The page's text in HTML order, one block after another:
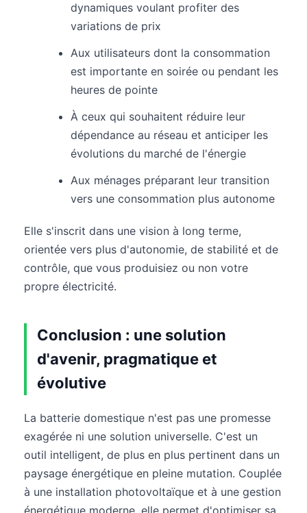
dynamiques voulant profiter des
variations de prix
Aux utilisateurs dont la consommation
est importante en soirée ou pendant les
heures de pointe
À ceux qui souhaitent réduire leur
dépendance au réseau et anticiper les
évolutions du marché de l'énergie
Aux ménages préparant leur transition
vers une consommation plus autonome
Elle s'inscrit dans une vision à long terme,
orientée vers plus d'autonomie, de stabilité et de
contrôle, que vous produisiez ou non votre
propre électricité.
Conclusion : une solution
d'avenir, pragmatique et
évolutive
La batterie domestique n'est pas une promesse
exagérée ni une solution universelle. C'est un
outil intelligent, de plus en plus pertinent dans un
paysage énergétique en pleine mutation. Couplée
à une installation photovoltaïque et à une gestion
énergétique moderne, elle permet d'optimiser sa